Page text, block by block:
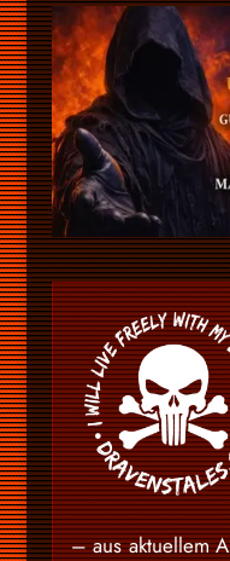
– aus aktuellem